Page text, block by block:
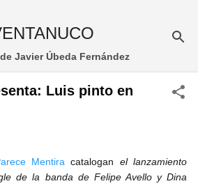
Javier Úbeda Fernández
Luis pinto en
Mentira catalogan el lanzamiento
de la banda de Felipe Avello y Dina